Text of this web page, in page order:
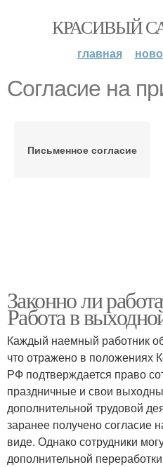
КРАСИВЫЙ
главная
Согласие на
Письменное согласие
Законно ли
Работа в
Каждый наемный работник
что отражено в положениях
РФ подтверждается право
праздничные и свои
дополнительной трудовой
заранее получено согласие
виде. Однако сотрудники
дополнительной